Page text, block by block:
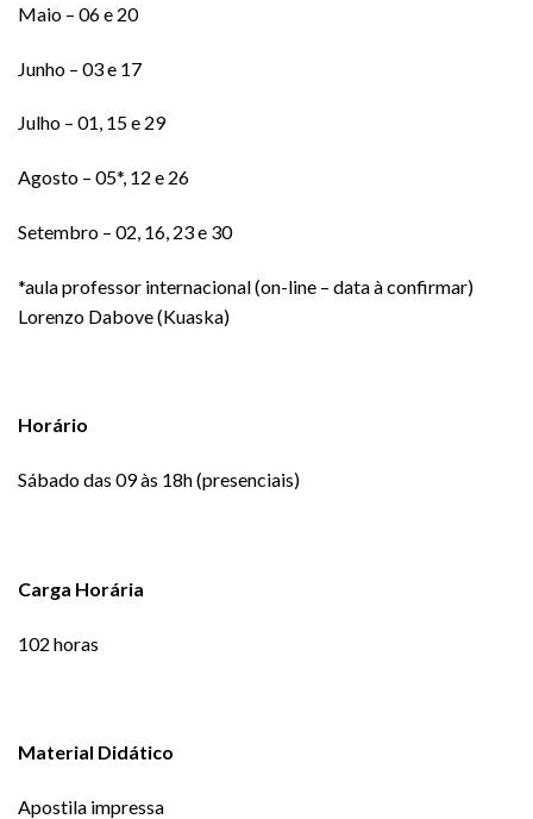
Maio – 06 e 20
Junho – 03 e 17
Julho – 01, 15 e 29
Agosto – 05*, 12 e 26
Setembro – 02, 16, 23 e 30
*aula professor internacional (on-line – data à confirmar)
Lorenzo Dabove (Kuaska)
Horário
Sábado das 09 às 18h (presenciais)
Carga Horária
102 horas
Material Didático
Apostila impressa